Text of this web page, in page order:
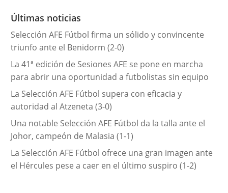
r
a
s
Últimas noticias
Selección AFE Fútbol firma un sólido y convincente
triunfo ante el Benidorm (2-0)
La 41ª edición de Sesiones AFE se pone en marcha
para abrir una oportunidad a futbolistas sin equipo
La Selección AFE Fútbol supera con eficacia y
autoridad al Atzeneta (3-0)
Una notable Selección AFE Fútbol da la talla ante el
Johor, campeón de Malasia (1-1)
La Selección AFE Fútbol ofrece una gran imagen ante
el Hércules pese a caer en el último suspiro (1-2)